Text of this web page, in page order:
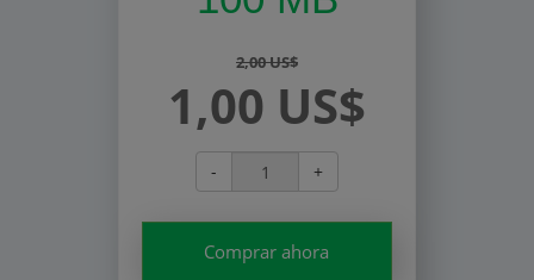
2,00 US$
1,00 US$
- +
Comprar ahora